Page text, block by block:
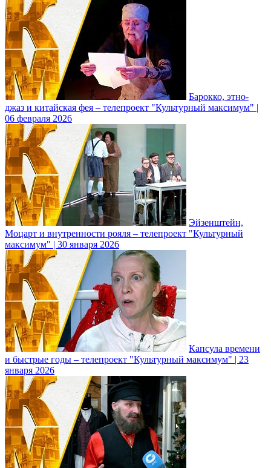
Барокко, этно-
джаз и китайская фея – телепроект "Культурный максимум" |
06 февраля 2026
Эйзенштейн,
Моцарт и внутренности рояля – телепроект "Культурный
максимум" | 30 января 2026
Капсула времени
и быстрые годы – телепроект "Культурный максимум" | 23
января 2026